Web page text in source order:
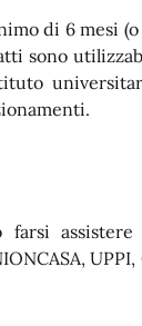
di 6 mesi
sono
farsi